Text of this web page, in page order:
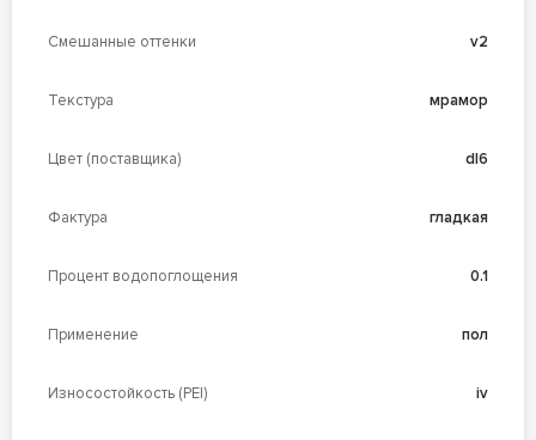
Смешанные оттенки v2
Текстура мрамор
Цвет (поставщика) dl6
Фактура гладкая
Процент водопоглощения 0.1
Применение пол
Износостойкость (PEI) iv